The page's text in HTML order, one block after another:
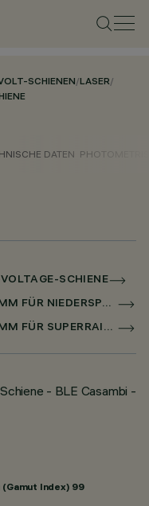
SCHIENEN/LASER/
DATEN
SCHIENE
LASER PENDELLEUCHTE Ø 59 / 75 MM FÜR NIEDERSPANNUNGSSCHIENE CASAMBI
LASER PENDELLEUCHTE Ø 59 / 75 MM FÜR SUPERRAIL CASAMBI
- BLE Casambi -
Index) 99